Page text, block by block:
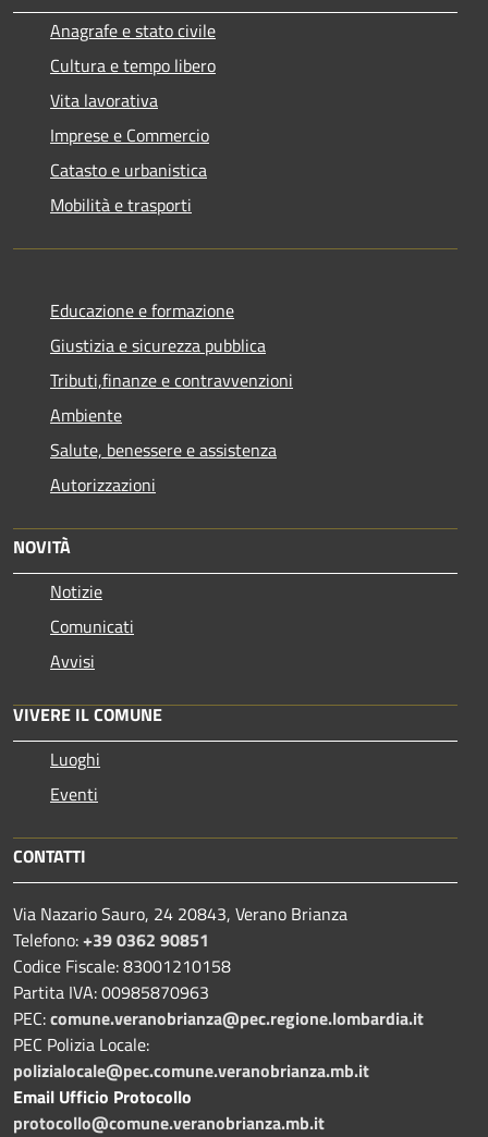
Anagrafe e stato civile
Cultura e tempo libero
Vita lavorativa
Imprese e Commercio
Catasto e urbanistica
Mobilità e trasporti
Educazione e formazione
Giustizia e sicurezza pubblica
Tributi,finanze e contravvenzioni
Ambiente
Salute, benessere e assistenza
Autorizzazioni
NOVITÀ
Notizie
Comunicati
Avvisi
VIVERE IL COMUNE
Luoghi
Eventi
CONTATTI
Via Nazario Sauro, 24 20843, Verano Brianza
Telefono:+39 0362 90851
Codice Fiscale: 83001210158
Partita IVA: 00985870963
PEC:comune.veranobrianza@pec.regione.lombardia.it
PEC Polizia Locale:
polizialocale@pec.comune.veranobrianza.mb.it
Email Ufficio Protocollo
protocollo@comune.veranobrianza.mb.it